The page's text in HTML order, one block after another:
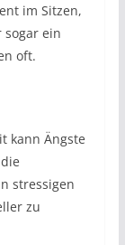
im Sitzen,
sogar ein
oft.
kann Ängste
stressigen
zu